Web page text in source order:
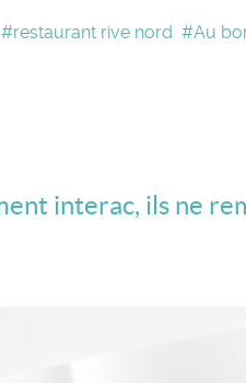
restaurant rive nord Au
interac, ils ne